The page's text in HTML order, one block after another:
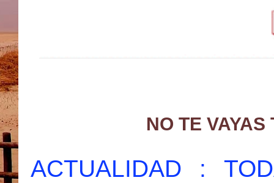
NO TE
ACTUALIDAD :